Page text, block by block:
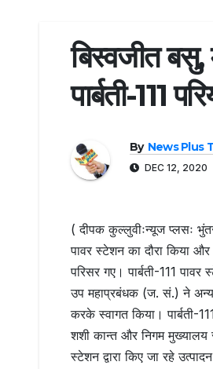
बिस्वजीत
पार्बती-111
By News Plus
DEC 12, 2020
( दीपक कुल्लुवीःन्यूज प्लसः
पावर स्टेशन का दौरा किया
परिसर गए। पार्बती-111
उप महाप्रबंधक (ज. सं.) ने अन्य
करके स्वागत किया। पार्बती-
शशी कान्त और निगम
स्टेशन द्वारा किए जा रहे